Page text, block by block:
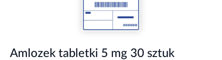
Amlozek tabletki 5 mg 30 sztuk